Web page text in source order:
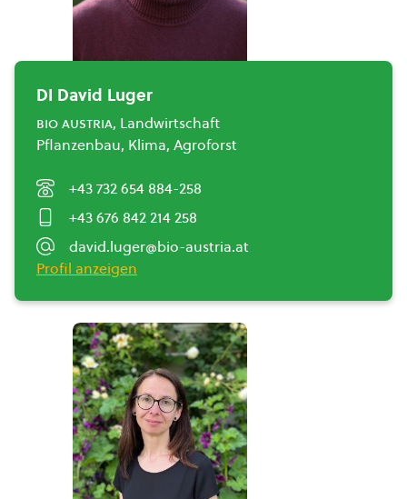
DI David Luger
bio austria, Landwirtschaft
Pflanzenbau, Klima, Agroforst
+43 732 654 884-258
+43 676 842 214 258
david.luger@bio-austria.at
Profil anzeigen